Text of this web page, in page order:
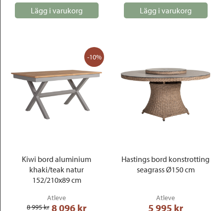
Lägg i varukorg Lägg i varukorg
-10%
Kiwi bord aluminium
khaki/teak natur
152/210x89 cm
Atleve
8 995 kr 8 096 kr
Hastings bord konstrotting
seagrass Ø150 cm
Atleve
5 995 kr